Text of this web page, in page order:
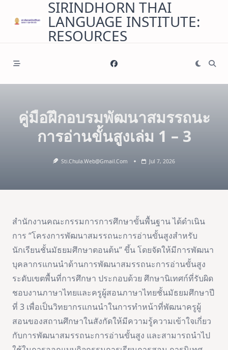
SIRINDHORN THAI
LANGUAGE INSTITUTE:
RESOURCES
คู่มือฝึกอบรมพัฒนาสมรรถนะ
การอ่านขั้นสูงเล่ม 1 – 3
Sti.chula.web@gmail.com Jul 7, 2026
สำนักงานคณะกรรมการการศึกษาขั้นพื้นฐาน ได้ดำเนิน
การ “โครงการพัฒนาสมรรถนะการอ่านขั้นสูงสำหรับ
นักเรียนชั้นมัธยมศึกษาตอนต้น” ขึ้น โดยจัดให้มีการพัฒนา
บุคลากรแกนนำด้านการพัฒนาสมรรถนะการอ่านขั้นสูง
ระดับเขตพื้นที่การศึกษา ประกอบด้วย ศึกษานิเทศก์ที่รับผิด
ชอบงานภาษาไทยและครูผู้สอนภาษาไทยชั้นมัธยมศึกษาปี
ที่ 3 เพื่อเป็นวิทยากรแกนนำในการทำหน้าที่พัฒนาครูผู้
สอนของสถานศึกษาในสังกัดให้มีความรู้ความเข้าใจเกี่ยว
กับการพัฒนาสมรรถนะการอ่านขั้นสูง และสามารถนำไป